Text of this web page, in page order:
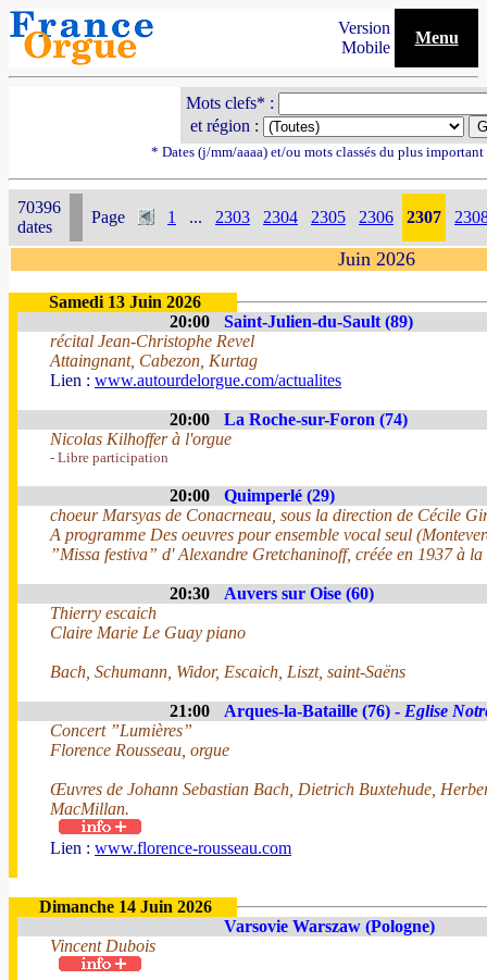
Version
Mobile
Menu
Mots clefs* :
et région :
* Dates (j/mm/aaaa) et/ou mots classés du plus
70396
dates
Page 1 ... 2303 2304 2305 2306 2307
Juin 2026
Samedi 13 Juin 2026
20:00
Saint-Julien-du-Sault (89)
récital Jean-Christophe Revel
Attaingnant, Cabezon, Kurtag
Lien : www.autourdelorgue.com/actualites
20:00
La Roche-sur-Foron (74)
Nicolas Kilhoffer à l'orgue
- Libre participation
20:00
Quimperlé (29)
choeur Marsyas de Conacrneau, sous la direction de Cécile
A programme Des oeuvres pour ensemble vocal seul
”Missa festiva” d' Alexandre Gretchaninoff, créée en 1937 à
20:30
Auvers sur Oise (60)
Thierry escaich
Claire Marie Le Guay piano
Bach, Schumann, Widor, Escaich, Liszt, saint-Saëns
21:00 Arques-la-Bataille (76) - Eglise
Concert ”Lumières”
Florence Rousseau, orgue
Œuvres de Johann Sebastian Bach, Dietrich Buxtehude,
MacMillan.
Lien : www.florence-rousseau.com
Dimanche 14 Juin 2026
Varsovie Warszaw (Pologne)
Vincent Dubois